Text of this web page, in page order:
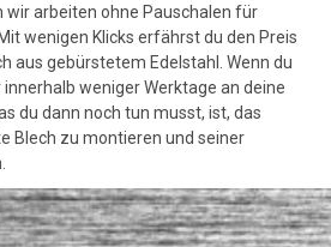
wir arbeiten ohne Pauschalen für
wenigen Klicks erfährst du den Preis
aus gebürstetem Edelstahl. Wenn du
weniger Werktage an deine
du dann noch tun musst, ist, das
Blech zu montieren und seiner